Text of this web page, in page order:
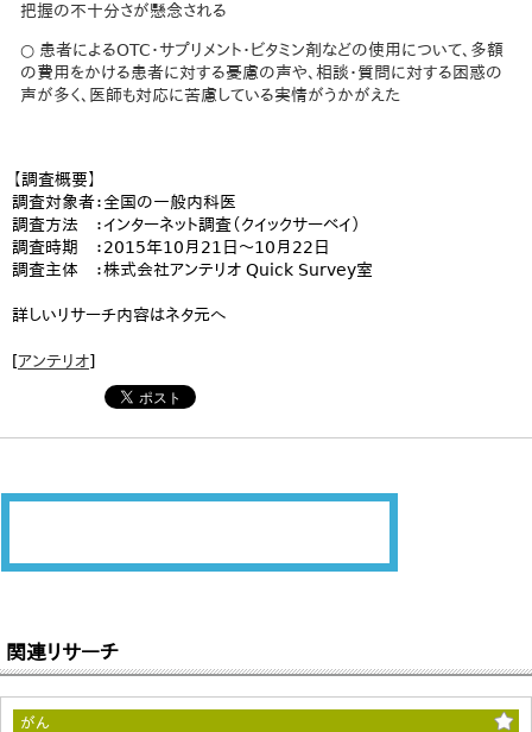
把握の不十分さが懸念される
○ 患者によるOTC・サプリメント・ビタミン剤などの使用について、多額
の費用をかける患者に対する憂慮の声や、相談・質問に対する困惑の
声が多く、医師も対応に苦慮している実情がうかがえた
【調査概要】
調査対象者：全国の一般内科医
調査方法 ：インターネット調査（クイックサーベイ）
調査時期 ：2015年10月21日～10月22日
調査主体 ：株式会社アンテリオ Quick Survey室
詳しいリサーチ内容はネタ元へ
[アンテリオ]
関連リサーチ
がん